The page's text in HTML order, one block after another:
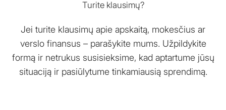
Turite klausimų?
Jei turite klausimų apie apskaitą, mokesčius ar
verslo finansus – parašykite mums. Užpildykite
formą ir netrukus susisieksime, kad aptartume jūsų
situaciją ir pasiūlytume tinkamiausią sprendimą.